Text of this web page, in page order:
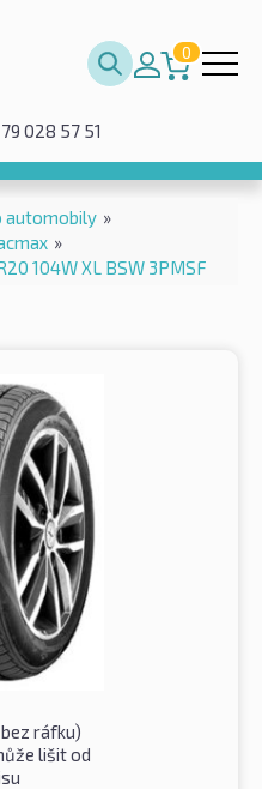
0
028 57 51
automobily »
»
104W XL BSW 3PMSF
ráfku)
lišit od